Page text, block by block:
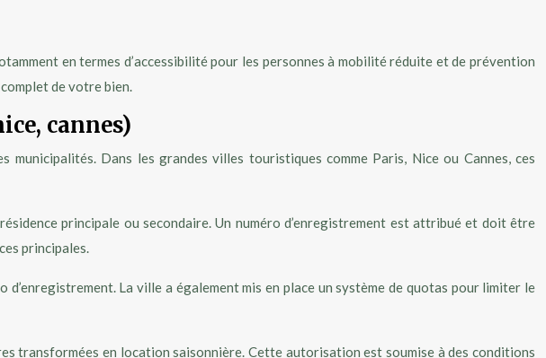
en termes d’accessibilité pour les personnes à mobilité réduite et de prévention
de votre bien.
cannes)
Dans les grandes villes touristiques comme Paris, Nice ou Cannes, ces
principale ou secondaire. Un numéro d’enregistrement est attribué et doit être
principales.
La ville a également mis en place un système de quotas pour limiter le
transformées en location saisonnière. Cette autorisation est soumise à des conditions